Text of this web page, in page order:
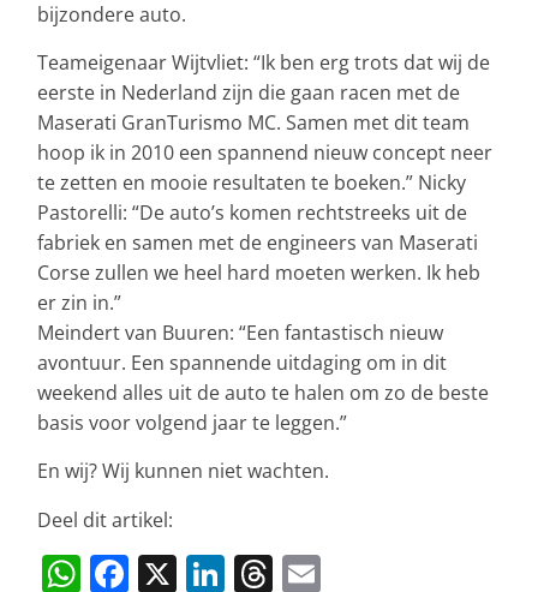
bijzondere auto.
Teameigenaar Wijtvliet: “Ik ben erg trots dat wij de
eerste in Nederland zijn die gaan racen met de
Maserati GranTurismo MC. Samen met dit team
hoop ik in 2010 een spannend nieuw concept neer
te zetten en mooie resultaten te boeken.” Nicky
Pastorelli: “De auto’s komen rechtstreeks uit de
fabriek en samen met de engineers van Maserati
Corse zullen we heel hard moeten werken. Ik heb
er zin in.”
Meindert van Buuren: “Een fantastisch nieuw
avontuur. Een spannende uitdaging om in dit
weekend alles uit de auto te halen om zo de beste
basis voor volgend jaar te leggen.”
En wij? Wij kunnen niet wachten.
Deel dit artikel:
W F X Li T